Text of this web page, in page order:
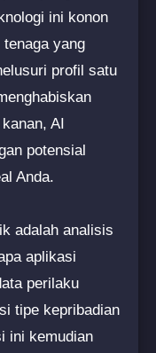
ini konon
yang
profil satu
AI
potensial
Anda.
adalah analisis
aplikasi
perilaku
tipe kepribadian
ini kemudian